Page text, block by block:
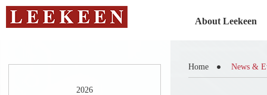
About Leekeen
2026
Home News &